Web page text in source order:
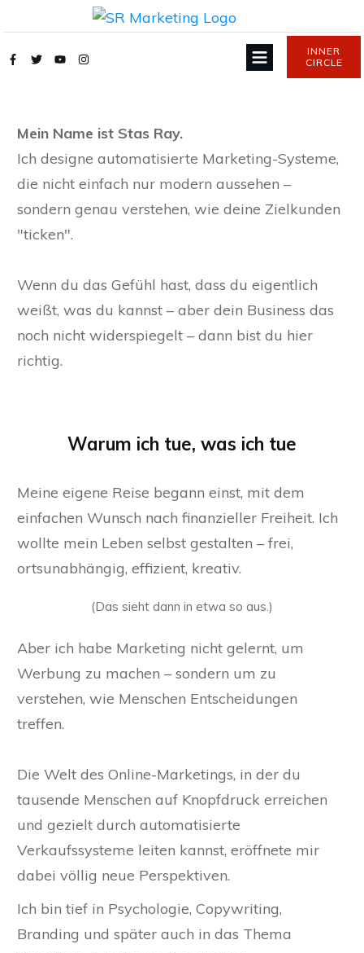
INNER
CIRCLE
Mein Name ist Stas Ray.
Ich designe automatisierte Marketing-Systeme,
die nicht einfach nur modern aussehen –
sondern genau verstehen, wie deine Zielkunden
"ticken".
Wenn du das Gefühl hast, dass du eigentlich
weißt, was du kannst – aber dein Business das
noch nicht widerspiegelt – dann bist du hier
richtig.
Warum ich tue, was ich tue
Meine eigene Reise begann einst, mit dem
einfachen Wunsch nach finanzieller Freiheit. Ich
wollte mein Leben selbst gestalten – frei,
ortsunabhängig, effizient, kreativ.
(Das sieht dann in etwa so aus.)
Aber ich habe Marketing nicht gelernt, um
Werbung zu machen – sondern um zu
verstehen, wie Menschen Entscheidungen
treffen.
Die Welt des Online-Marketings, in der du
tausende Menschen auf Knopfdruck erreichen
und gezielt durch automatisierte
Verkaufssysteme leiten kannst, eröffnete mir
dabei völlig neue Perspektiven.
Ich bin tief in Psychologie, Copywriting,
Branding und später auch in das Thema